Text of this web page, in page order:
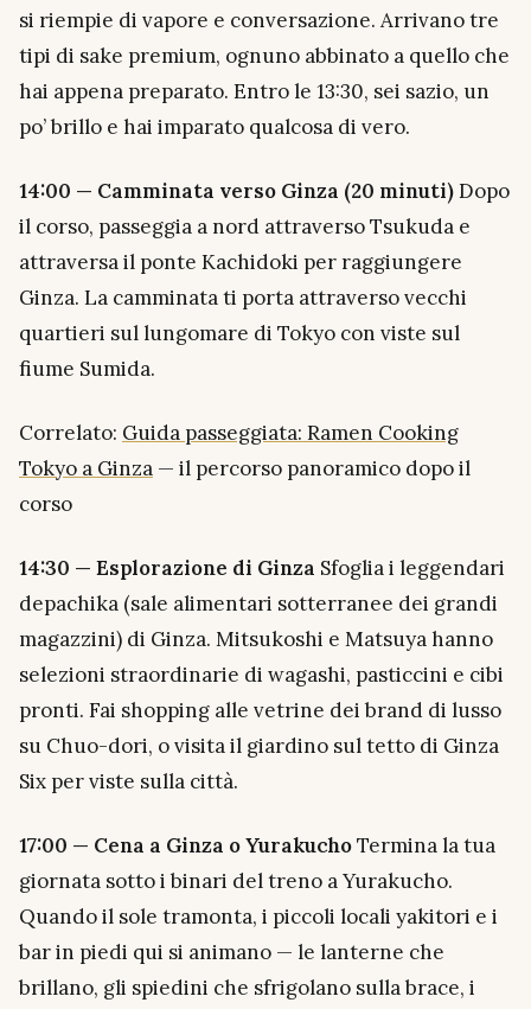
si riempie di vapore e conversazione. Arrivano tre
tipi di sake premium, ognuno abbinato a quello che
hai appena preparato. Entro le 13:30, sei sazio, un
po’ brillo e hai imparato qualcosa di vero.
14:00 — Camminata verso Ginza (20 minuti)Dopo
il corso, passeggia a nord attraverso Tsukuda e
attraversa il ponte Kachidoki per raggiungere
Ginza. La camminata ti porta attraverso vecchi
quartieri sul lungomare di Tokyo con viste sul
fiume Sumida.
Correlato: Guida passeggiata: Ramen Cooking
Tokyo a Ginza — il percorso panoramico dopo il
corso
14:30 — Esplorazione di Ginza Sfoglia i leggendari
depachika (sale alimentari sotterranee dei grandi
magazzini) di Ginza. Mitsukoshi e Matsuya hanno
selezioni straordinarie di wagashi, pasticcini e cibi
pronti. Fai shopping alle vetrine dei brand di lusso
su Chuo-dori, o visita il giardino sul tetto di Ginza
Six per viste sulla città.
17:00 — Cena a Ginza o YurakuchoTermina la tua
giornata sotto i binari del treno a Yurakucho.
Quando il sole tramonta, i piccoli locali yakitori e i
bar in piedi qui si animano — le lanterne che
brillano, gli spiedini che sfrigolano sulla brace, i